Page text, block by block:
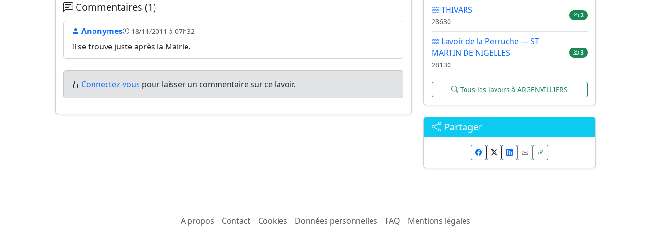
Commentaires (1)
Anonymes 18/11/2011 à 07h32
Il se trouve juste après la Mairie.
Connectez-vous pour laisser un commentaire sur ce lavoir.
THIVARS
28630
2
Lavoir de la Perruche — ST
MARTIN DE NIGELLES
28130
3
Tous les lavoirs à ARGENVILLIERS
Partager
A propos Contact Cookies Données personnelles FAQ Mentions légales